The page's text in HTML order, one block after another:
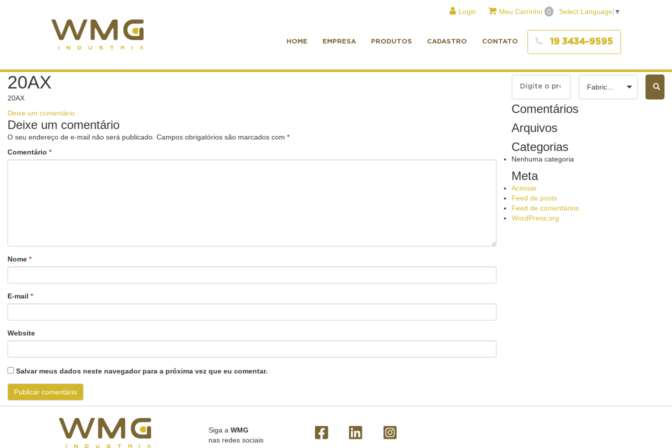
Login Meu Carrinho 0 Select Language ▼
HOME EMPRESA PRODUTOS CADASTRO CONTATO 19 3434-9595
20AX
20AX
Deixe um comentário
Deixe um comentário
O seu endereço de e-mail não será publicado. Campos obrigatórios são marcados com *
Comentário *
Nome *
E-mail *
Website
Salvar meus dados neste navegador para a próxima vez que eu comentar.
Fabricantes
Comentários
Arquivos
Categorias
Nenhuma categoria
Meta
Acessar
Feed de posts
Feed de comentários
WordPress.org
Siga a WMG
nas redes sociais